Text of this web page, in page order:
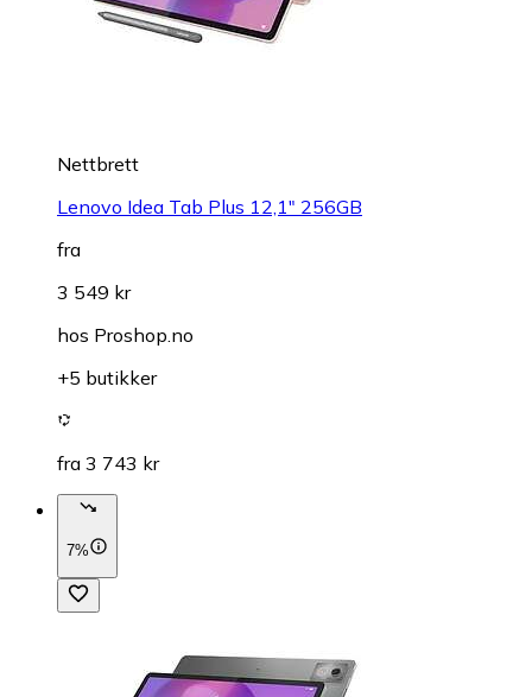
Nettbrett
Lenovo Idea Tab Plus 12,1" 256GB
fra
3 549 kr
hos Proshop.no
+5 butikker
fra 3 743 kr
7%